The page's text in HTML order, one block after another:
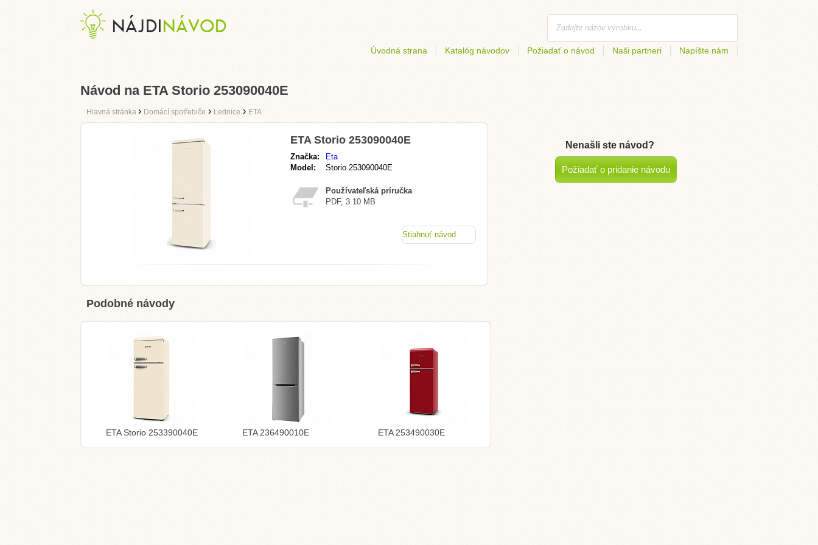
Úvodná strana Katalóg návodov Požiadať o návod Naši partneri Napíšte nám
Návod na ETA Storio 253090040E
Hlavná stránka › Domácí spotřebiče › Lednice › ETA
ETA Storio 253090040E
Značka:
Eta
Model:
Storio 253090040E
Používateľská príručka
PDF, 3.10 MB
Stiahnuť návod
Podobné návody
ETA Storio 253390040E ETA 236490010E ETA 253490030E
Nenašli ste návod?
Požiadať o pridanie návodu